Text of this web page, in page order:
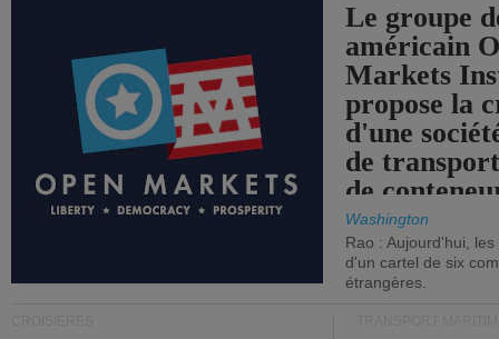
Le groupe
américain
Markets
propose la
d'une
de
de
Washington
Rao : Aujourd'hui,
d'un cartel de six
étrangères.